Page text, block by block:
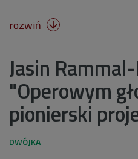
rozwiń 
Jasin
"Operowym
pionierski